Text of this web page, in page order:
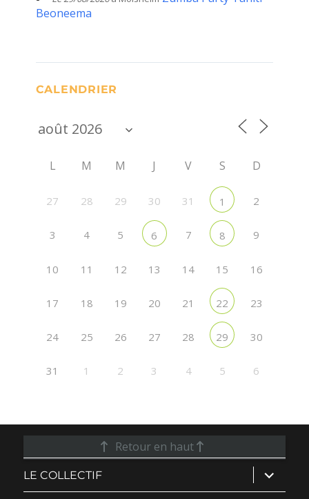
Beoneema
CALENDRIER
L M M J V S D
27 28 29 30 31 1 2
3 4 5 6 7 8 9
10 11 12 13 14 15 16
17 18 19 20 21 22 23
24 25 26 27 28 29 30
31 1 2 3 4 5 6
Retour en haut
LE COLLECTIF ouvrir
le
sous-